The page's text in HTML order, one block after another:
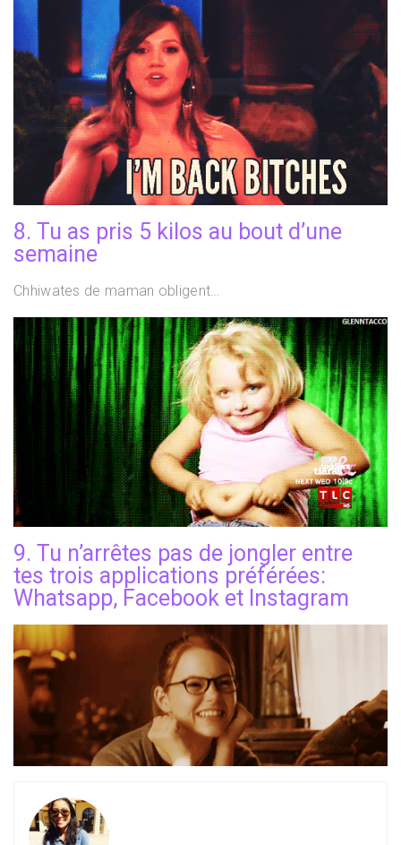
8. Tu as pris 5 kilos au bout d’une
semaine
Chhiwates de maman obligent…
9. Tu n’arrêtes pas de jongler entre
tes trois applications préférées:
Whatsapp, Facebook et Instagram